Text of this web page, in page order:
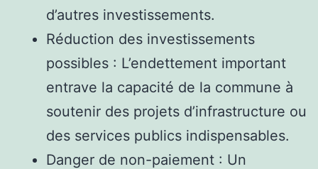
d’autres investissements.
Réduction des investissements
possibles : L’endettement important
entrave la capacité de la commune à
soutenir des projets d’infrastructure ou
des services publics indispensables.
Danger de non-paiement : Un